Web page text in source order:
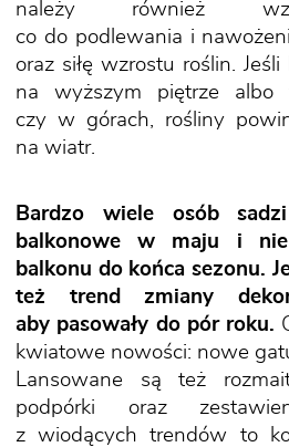
należy również
co do podlewania i
oraz siłę wzrostu roślin.
na wyższym piętrze albo
czy w górach, rośliny
na wiatr.
Bardzo wiele osób
balkonowe w maju i
balkonu do końca sezonu.
też trend zmiany
aby pasowały do pór roku.
kwiatowe nowości: nowe
Lansowane są też
podpórki oraz
z wiodących trendów to